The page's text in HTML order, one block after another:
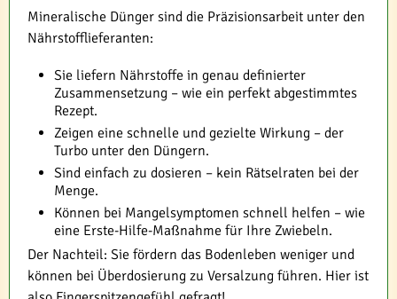
Mineralische Dünger sind die Präzisionsarbeit unter den
Nährstofflieferanten:
Sie liefern Nährstoffe in genau definierter
Zusammensetzung – wie ein perfekt abgestimmtes
Rezept.
Zeigen eine schnelle und gezielte Wirkung – der
Turbo unter den Düngern.
Sind einfach zu dosieren – kein Rätselraten bei der
Menge.
Können bei Mangelsymptomen schnell helfen – wie
eine Erste-Hilfe-Maßnahme für Ihre Zwiebeln.
Der Nachteil: Sie fördern das Bodenleben weniger und
können bei Überdosierung zu Versalzung führen. Hier ist